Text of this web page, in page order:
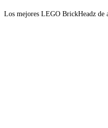
Los mejores LEGO BrickHeadz de